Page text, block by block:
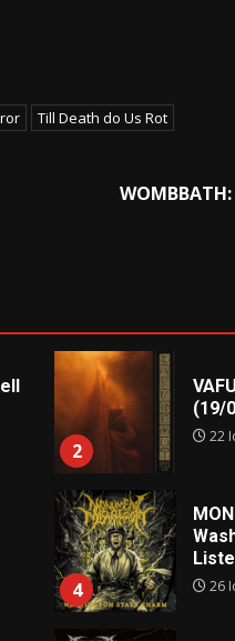
Till Death do Us Rot
2
(19/
22
4 26